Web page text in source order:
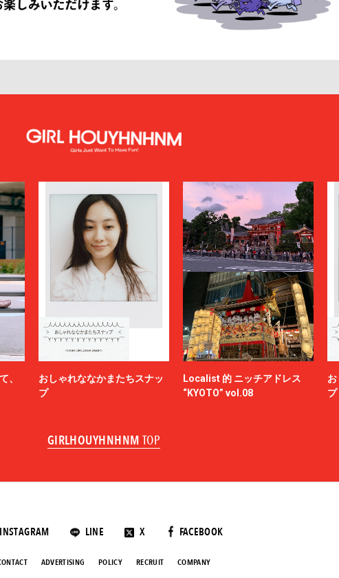
、
おしゃれななかまたちスナッ
プ
Localist 的 ニッチアドレス
“KYOTO” vol.08
プ
GIRLHOUYHNHNM TOP
INSTAGRAM LINE X FACEBOOK
ADVERTISING POLICY RECRUIT COMPANY